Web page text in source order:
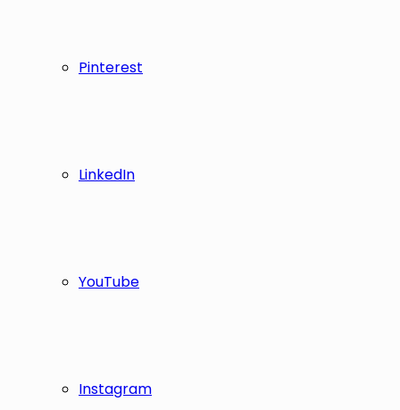
Pinterest
LinkedIn
YouTube
Instagram